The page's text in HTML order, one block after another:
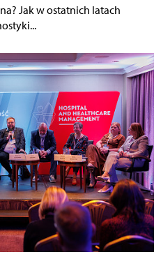
Jak w ostatnich latach